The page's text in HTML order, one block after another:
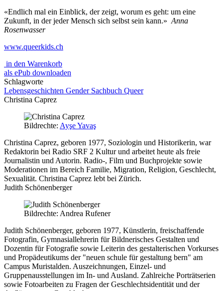
«Endlich mal ein Einblick, der zeigt, worum es geht: um eine
Zukunft, in der jeder Mensch sich selbst sein kann.» Anna
Rosenwasser
www.queerkids.ch
in den Warenkorb
als ePub downloaden
Schlagworte
Lebensgeschichten Gender Sachbuch Queer
Christina Caprez
Bildrechte: Ayşe Yavaş
Christina Caprez, geboren 1977, Soziologin und Historikerin, war
Redaktorin bei Radio SRF 2 Kultur und arbeitet heute als freie
Journalistin und Autorin. Radio-, Film und Buchprojekte sowie
Moderationen im Bereich Familie, Migration, Religion, Geschlecht,
Sexualität. Christina Caprez lebt bei Zürich.
Judith Schönenberger
Bildrechte: Andrea Rufener
Judith Schönenberger, geboren 1977, Künstlerin, freischaffende
Fotografin, Gymnasiallehrerin für Bildnerisches Gestalten und
Dozentin für Fotografie sowie Leiterin des gestalterischen Vorkurses
und Propädeutikums der "neuen schule für gestaltung bern" am
Campus Muristalden. Auszeichnungen, Einzel- und
Gruppenausstellungen im In- und Ausland. Zahlreiche Porträtserien
sowie Fotoarbeiten zu Fragen der Geschlechtsidentität und der